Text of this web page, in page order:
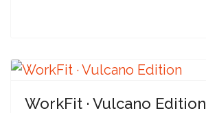
WorkFit · Vulcano Edition